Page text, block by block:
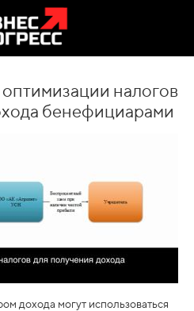
налогов
бенефициарами
дохода могут использоваться